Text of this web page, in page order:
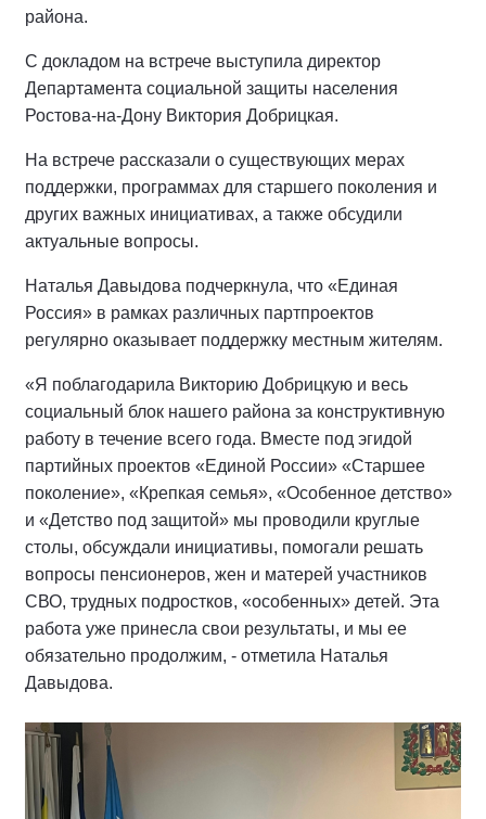
района.
С докладом на встрече выступила директор
Департамента социальной защиты населения
Ростова-на-Дону Виктория Добрицкая.
На встрече рассказали о существующих мерах
поддержки, программах для старшего поколения и
других важных инициативах, а также обсудили
актуальные вопросы.
Наталья Давыдова подчеркнула, что «Единая
Россия» в рамках различных партпроектов
регулярно оказывает поддержку местным жителям.
«Я поблагодарила Викторию Добрицкую и весь
социальный блок нашего района за конструктивную
работу в течение всего года. Вместе под эгидой
партийных проектов «Единой России» «Старшее
поколение», «Крепкая семья», «Особенное детство»
и «Детство под защитой» мы проводили круглые
столы, обсуждали инициативы, помогали решать
вопросы пенсионеров, жен и матерей участников
СВО, трудных подростков, «особенных» детей. Эта
работа уже принесла свои результаты, и мы ее
обязательно продолжим, - отметила Наталья
Давыдова.